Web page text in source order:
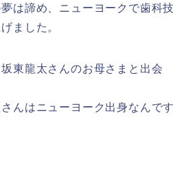
は諦め、ニューヨークで歯科技
ました。
東龍太さんのお母さまと出会
んはニューヨーク出身なんです